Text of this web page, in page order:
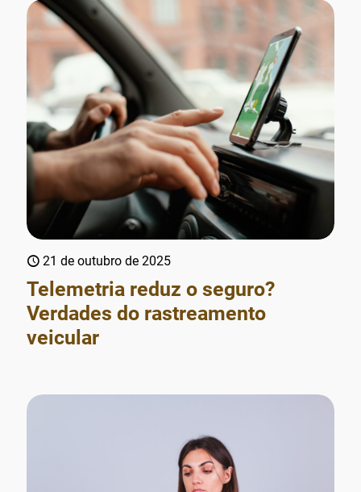
21 de outubro de 2025
Telemetria reduz o seguro?
Verdades do rastreamento
veicular